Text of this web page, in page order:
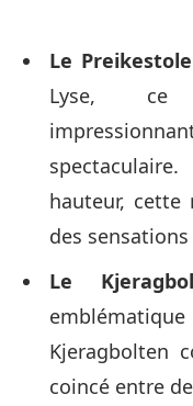
Le
Lyse, ce
hauteur, cette
des
Le
Kjeragbolten
coincé entre